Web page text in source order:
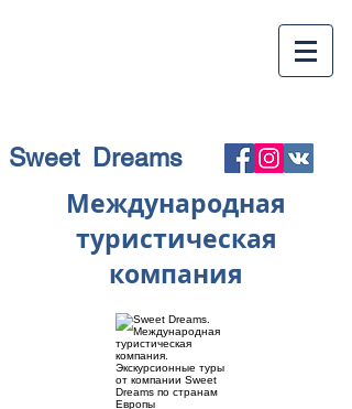
Sweet Dreams
Международная
туристическая
компания